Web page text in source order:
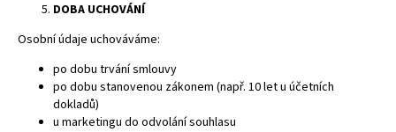
DOBA UCHOVÁNÍ
Osobní údaje uchováváme:
po dobu trvání smlouvy
po dobu stanovenou zákonem (např. 10 let u účetních
dokladů)
u marketingu do odvolání souhlasu